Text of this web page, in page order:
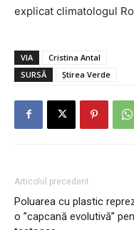
explicat climatologul
VIA
Cristina Antal
SURSĂ
Știrea Verde
Articolul precedent
Poluarea cu plastic
o ”capcană evolutivă”